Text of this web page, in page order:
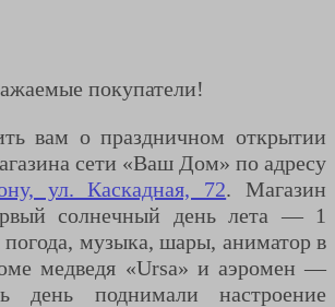
покупатели!
вам о праздничном открытии
сети «Ваш Дом» по адресу
ул. Каскадная, 72. Магазин
солнечный день лета — 1
музыка, шары, аниматор в
медведя «Ursa» и аэромен —
день поднимали настроение